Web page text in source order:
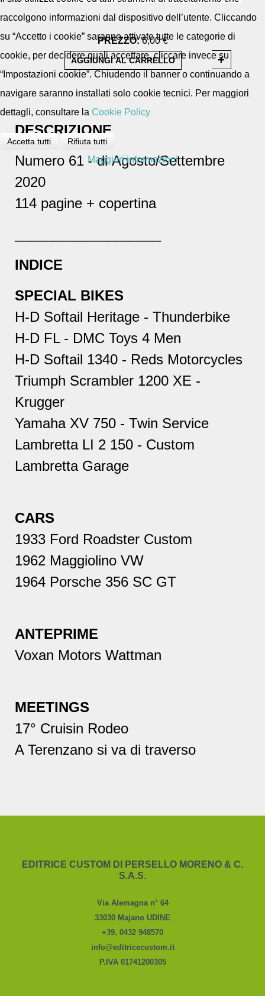
PREZZO:6,00 €
DESCRIZIONE
Numero 61 - di Agosto/Settembre
2020
114 pagine + copertina
INDICE
SPECIAL BIKES
H-D Softail Heritage - Thunderbike
H-D FL - DMC Toys 4 Men
H-D Softail 1340 - Reds Motorcycles
Triumph Scrambler 1200 XE -
Krugger
Yamaha XV 750 - Twin Service
Lambretta LI 2 150 - Custom
Lambretta Garage
CARS
1933 Ford Roadster Custom
1962 Maggiolino VW
1964 Porsche 356 SC GT
ANTEPRIME
Voxan Motors Wattman
MEETINGS
17° Cruisin Rodeo
A Terenzano si va di traverso
EDITRICE CUSTOM DI PERSELLO MORENO & C.
S.A.S.
Via Alemagna n° 64
33030 Majano UDINE
+39. 0432 948570
info@editricecustom.it
P.IVA 01741200305
raccolgono informazioni dal dispositivo dell’utente. Cliccando
su “Accetto i cookie” saranno attivate tutte le categorie di
cookie, per decidere quali accettare, cliccare invece su
“Impostazioni cookie”. Chiudendo il banner o continuando a
navigare saranno installati solo cookie tecnici. Per maggiori
dettagli, consultare la Cookie Policy
Accetta tutti Rifiuta tutti
Maggiori informazioni